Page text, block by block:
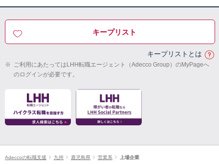
キープリスト
キープリストとは
※ ご利用にあたってはLHH転職エージェント（Adecco Group）のMyPageへ
のログインが必要です。
Adeccoの転職支援 九州 鹿児島県 営業系 上場企業